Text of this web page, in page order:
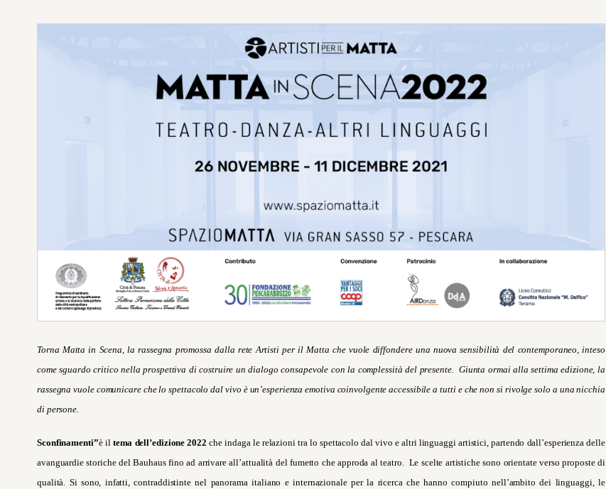
Torna Matta in Scena, la rassegna promossa dalla rete Artisti per il Matta che vuole diffondere una nuova sensibilità del contemporaneo, inteso
come sguardo critico nella prospettiva di costruire un dialogo consapevole con la complessità del presente. Giunta ormai alla settima edizione, la
rassegna vuole comunicare che lo spettacolo dal vivo è un’esperienza emotiva coinvolgente accessibile a tutti e che non si rivolge solo a una nicchia
di persone.
Sconfinamenti”è il tema dell’edizione 2022che indaga le relazioni tra lo spettacolo dal vivo e altri linguaggi artistici, partendo dall’esperienza delle
avanguardie storiche del Bauhaus fino ad arrivare all’attualità del fumetto che approda al teatro. Le scelte artistiche sono orientate verso proposte di
qualità. Si sono, infatti, contraddistinte nel panorama italiano e internazionale per la ricerca che hanno compiuto nell’ambito dei linguaggi, le